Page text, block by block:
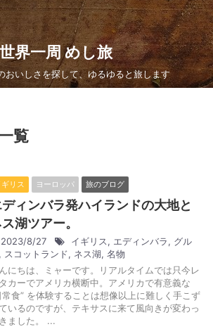
界一周 めし旅
おいしさを探して、ゆるゆると旅します
覧
ギリス ヨーロッパ 旅のブログ
ディンバラ発ハイランドの大地と
湖ツアー。
2023/8/27 イギリス, エディンバラ, グル
, スコットランド, ネス湖, 名物
にちは、ミャーです。リアルタイムでは只今レ
カーでアメリカ横断中。アメリカで有意義な
常食” を体験することは想像以上に難しく手こず
いるのですが、テキサスに来て風向きが変わっ
ました。 ...